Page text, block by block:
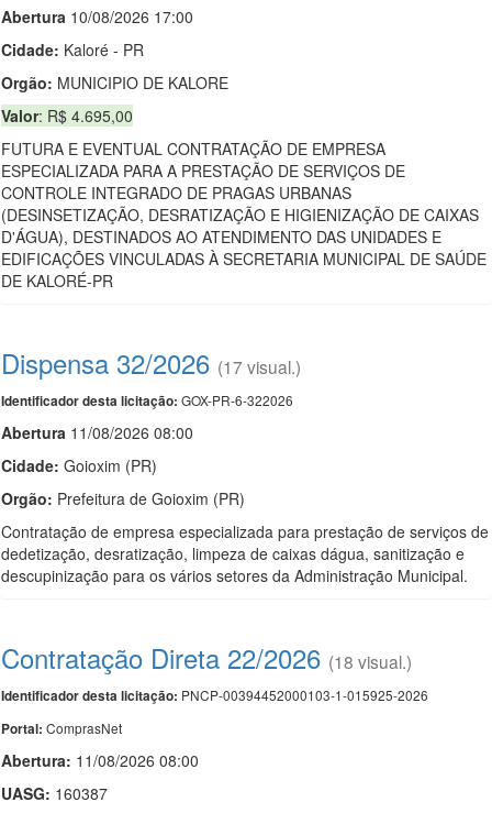
Abertura 10/08/2026 17:00
Cidade: Kaloré - PR
Orgão: MUNICIPIO DE KALORE
Valor: R$ 4.695,00
FUTURA E EVENTUAL CONTRATAÇÃO DE EMPRESA
ESPECIALIZADA PARA A PRESTAÇÃO DE SERVIÇOS DE
CONTROLE INTEGRADO DE PRAGAS URBANAS
(DESINSETIZAÇÃO, DESRATIZAÇÃO E HIGIENIZAÇÃO DE CAIXAS
D'ÁGUA), DESTINADOS AO ATENDIMENTO DAS UNIDADES E
EDIFICAÇÕES VINCULADAS À SECRETARIA MUNICIPAL DE SAÚDE
DE KALORÉ-PR
Dispensa 32/2026 (17 visual.)
Identificador desta licitação: GOX-PR-6-322026
Abertura 11/08/2026 08:00
Cidade: Goioxim (PR)
Orgão: Prefeitura de Goioxim (PR)
Contratação de empresa especializada para prestação de serviços de
dedetização, desratização, limpeza de caixas dágua, sanitização e
descupinização para os vários setores da Administração Municipal.
Contratação Direta 22/2026 (18 visual.)
Identificador desta licitação: PNCP-00394452000103-1-015925-2026
Portal: ComprasNet
Abertura: 11/08/2026 08:00
UASG: 160387